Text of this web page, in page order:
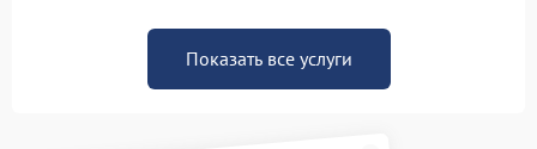
Показать все услуги